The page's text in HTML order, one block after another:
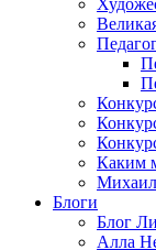
Каким
Блоги
Блог
Алла